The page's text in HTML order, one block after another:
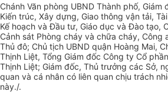
Chánh Văn phòng UBND Thành phố,
Kiến trúc, Xây dựng, Giao thông vận tải,
Kế hoạch và Đầu tư, Giáo dục và Đào tạo,
Cảnh sát Phòng cháy và chữa cháy, Công
Thủ đô; Chủ tịch UBND quận Hoàng Mai,
Thịnh Liệt, Tổng Giám đốc Công ty Cổ
Thịnh Liệt; Giám đốc, Thủ trưởng các Sở,
quan và cá nhân có liên quan chịu trách
này./.